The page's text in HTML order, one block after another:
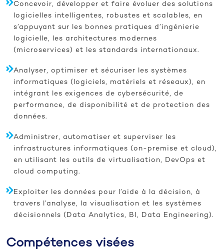
Concevoir, développer et faire évoluer des solutions
logicielles intelligentes, robustes et scalables, en
s’appuyant sur les bonnes pratiques d’ingénierie
logicielle, les architectures modernes
(microservices) et les standards internationaux.
Analyser, optimiser et sécuriser les systèmes
informatiques (logiciels, matériels et réseaux), en
intégrant les exigences de cybersécurité, de
performance, de disponibilité et de protection des
données.
Administrer, automatiser et superviser les
infrastructures informatiques (on-premise et cloud),
en utilisant les outils de virtualisation, DevOps et
cloud computing.
Exploiter les données pour l’aide à la décision, à
travers l’analyse, la visualisation et les systèmes
décisionnels (Data Analytics, BI, Data Engineering).
Compétences visées